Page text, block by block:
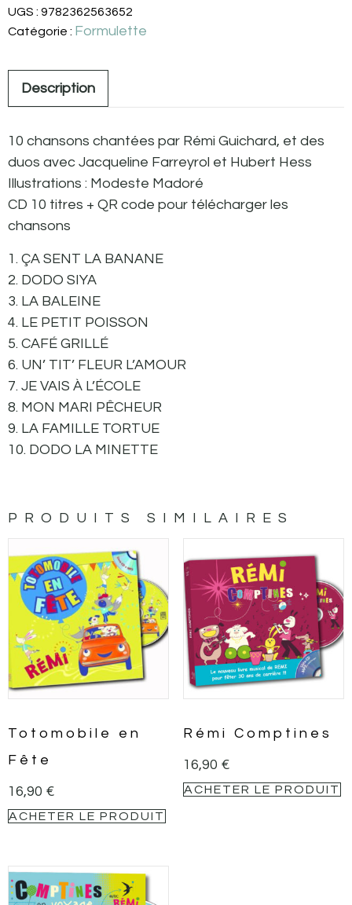
UGS : 9782362563652
Catégorie : Formulette
Description
10 chansons chantées par Rémi Guichard, et des
duos avec Jacqueline Farreyrol et Hubert Hess
Illustrations : Modeste Madoré
CD 10 titres + QR code pour télécharger les
chansons
1. ÇA SENT LA BANANE
2. DODO SIYA
3. LA BALEINE
4. LE PETIT POISSON
5. CAFÉ GRILLÉ
6. UN’ TIT’ FLEUR L’AMOUR
7. JE VAIS À L’ÉCOLE
8. MON MARI PÊCHEUR
9. LA FAMILLE TORTUE
10. DODO LA MINETTE
PRODUITS SIMILAIRES
Totomobile en
Fête
16,90 €
ACHETER LE PRODUIT
Rémi Comptines
16,90 €
ACHETER LE PRODUIT